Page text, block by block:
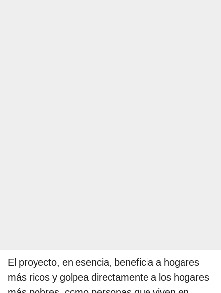
El proyecto, en esencia, beneficia a hogares
más ricos y golpea directamente a los hogares